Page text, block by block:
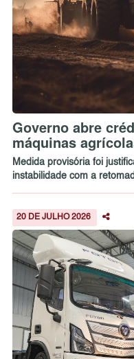
Governo abre
máquinas
Medida provisória foi
instabilidade com a
20 DE JULHO 2026